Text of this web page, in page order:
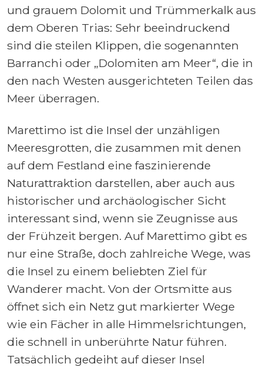
und grauem Dolomit und Trümmerkalk aus
dem Oberen Trias: Sehr beeindruckend
sind die steilen Klippen, die sogenannten
Barranchi oder „Dolomiten am Meer“, die in
den nach Westen ausgerichteten Teilen das
Meer überragen.
Marettimo ist die Insel der unzähligen
Meeresgrotten, die zusammen mit denen
auf dem Festland eine faszinierende
Naturattraktion darstellen, aber auch aus
historischer und archäologischer Sicht
interessant sind, wenn sie Zeugnisse aus
der Frühzeit bergen. Auf Marettimo gibt es
nur eine Straße, doch zahlreiche Wege, was
die Insel zu einem beliebten Ziel für
Wanderer macht. Von der Ortsmitte aus
öffnet sich ein Netz gut markierter Wege
wie ein Fächer in alle Himmelsrichtungen,
die schnell in unberührte Natur führen.
Tatsächlich gedeiht auf dieser Insel